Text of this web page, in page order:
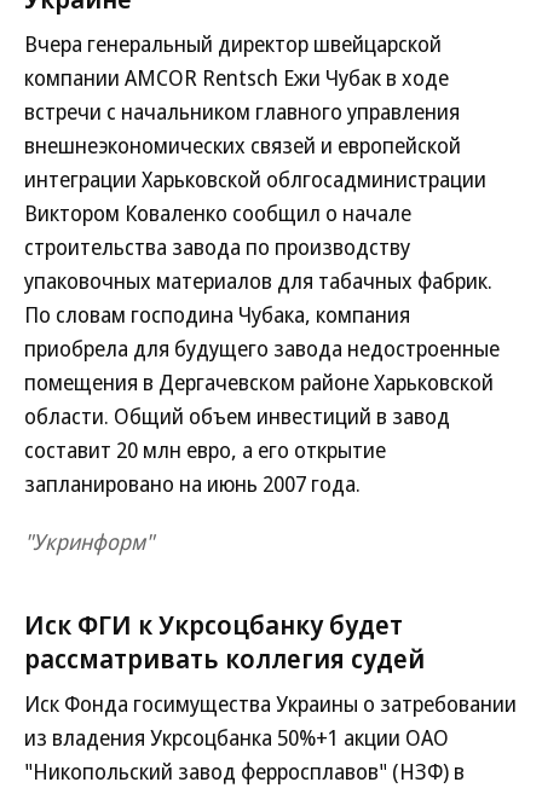
Вчера генеральный директор швейцарской
компании AMCOR Rentsch Ежи Чубак в ходе
встречи с начальником главного управления
внешнеэкономических связей и европейской
интеграции Харьковской облгосадминистрации
Виктором Коваленко сообщил о начале
строительства завода по производству
упаковочных материалов для табачных фабрик.
По словам господина Чубака, компания
приобрела для будущего завода недостроенные
помещения в Дергачевском районе Харьковской
области. Общий объем инвестиций в завод
составит 20 млн евро, а его открытие
запланировано на июнь 2007 года.
"Укринформ"
Иск ФГИ к Укрсоцбанку будет
рассматривать коллегия судей
Иск Фонда госимущества Украины о затребовании
из владения Укрсоцбанка 50%+1 акции ОАО
"Никопольский завод ферросплавов" (НЗФ) в